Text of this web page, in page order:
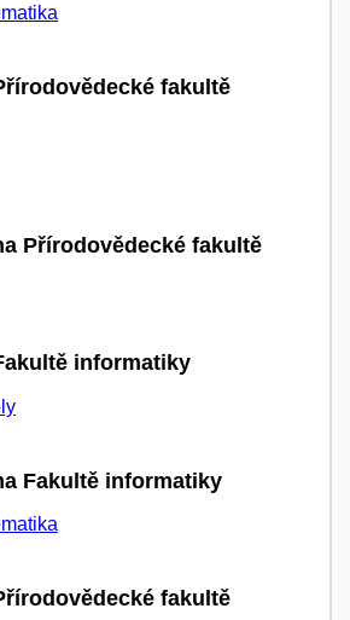
fakultě
Přírodovědecké fakultě
informatiky
Fakultě informatiky
fakultě